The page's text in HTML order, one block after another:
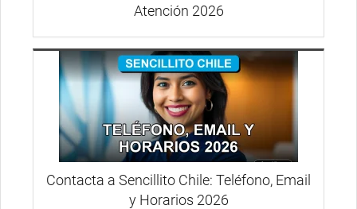
Atención 2026
Contacta a Sencillito Chile: Teléfono, Email
y Horarios 2026